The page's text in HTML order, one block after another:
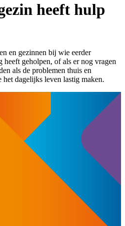
heeft hulp
en gezinnen bij wie eerder
heeft geholpen, of als er nog vragen
als de problemen thuis en
dagelijks leven lastig maken.